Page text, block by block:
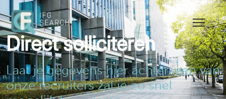
Direct solliciteren
Laat je gegevens hier achter, een van
onze recruiters zal je zo snel